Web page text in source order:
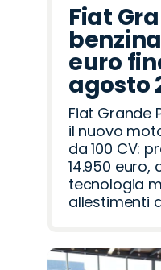
Fiat
euro
agosto
Fiat Grande
il nuovo
da 100 CV:
14.950 euro,
tecnologia
allestimenti